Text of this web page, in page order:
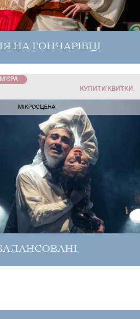
НА ГОНЧАРІВЦІ
КУПИТИ КВИТКИ
МІКРОСЦЕНА